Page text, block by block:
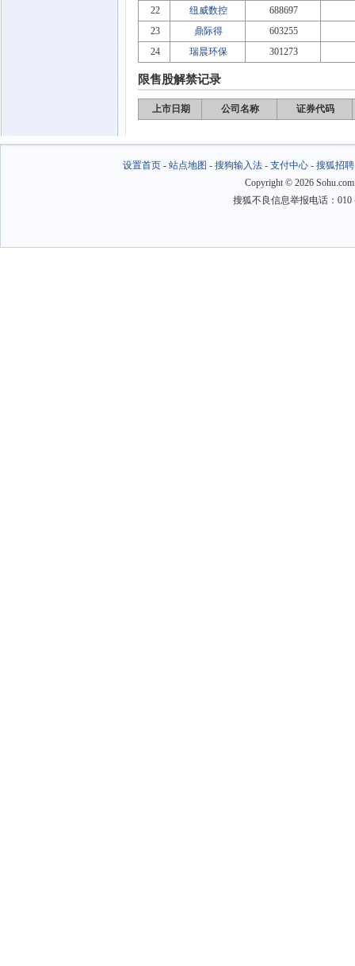
22
纽威数控
688697
23
鼎际得
603255
24
瑞晨环保 301273
限售股解禁记录
上市日期 公司名称 证券代码
设置首页- 站点地图 - 搜狗输入法- 支付中心- 搜狐招聘
Copyright © 2026
搜狐不良信息举报电话：010